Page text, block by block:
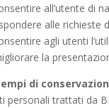
all’utente di
alle richieste
agli utenti
la
di
personali trattati da